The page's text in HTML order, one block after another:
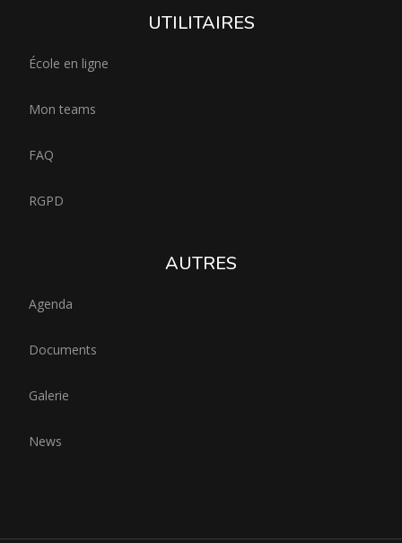
UTILITAIRES
École en ligne
Mon teams
FAQ
RGPD
AUTRES
Agenda
Documents
Galerie
News